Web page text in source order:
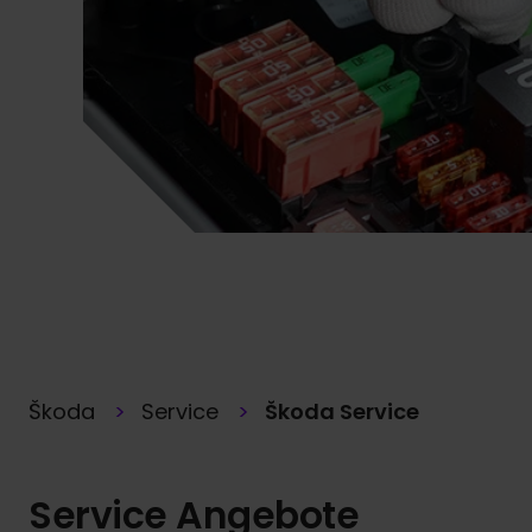
Škoda Service Škoda Service
Service Angebote